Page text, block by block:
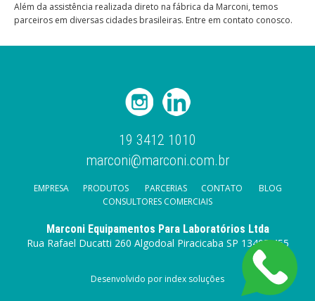
Além da assistência realizada direto na fábrica da Marconi, temos
parceiros em diversas cidades brasileiras. Entre em contato conosco.
19 3412 1010
marconi@marconi.com.br
EMPRESA PRODUTOS PARCERIAS CONTATO
BLOG
CONSULTORES COMERCIAIS
Marconi Equipamentos Para Laboratórios Ltda
Rua Rafael Ducatti 260 Algodoal Piracicaba SP 13405 455
Desenvolvido por index soluções